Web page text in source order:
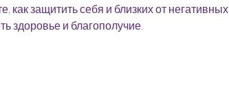
как защитить себя и близких от негативных
здоровье и благополучие.